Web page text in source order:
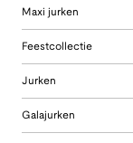
Maxi jurken
Feestcollectie
Jurken
Galajurken